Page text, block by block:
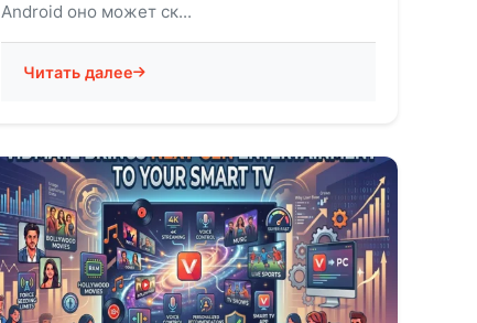
Android оно может ск...
Читать далее